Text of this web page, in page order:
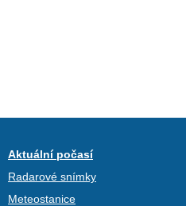
Aktuální počasí
Radarové snímky
Meteostanice